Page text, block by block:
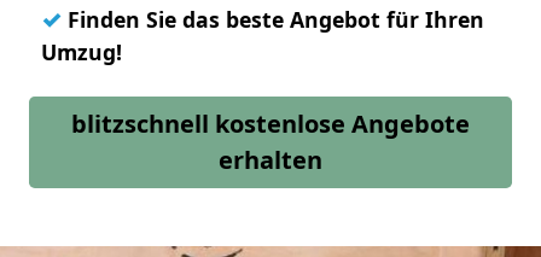
✓ Finden Sie das beste Angebot für Ihren
Umzug!
blitzschnell kostenlose Angebote
erhalten